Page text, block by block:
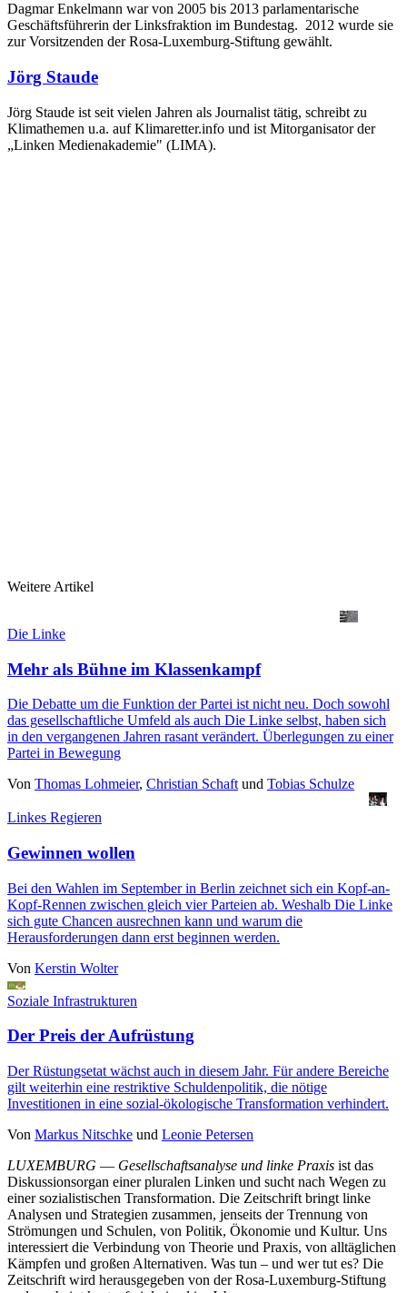
Dagmar Enkelmann war von 2005 bis 2013 parlamentarische
Geschäftsführerin der Linksfraktion im Bundestag. 2012 wurde sie
zur Vorsitzenden der Rosa-Luxemburg-Stiftung gewählt.
Jörg Staude
Jörg Staude ist seit vielen Jahren als Journalist tätig, schreibt zu
Klimathemen u.a. auf Klimaretter.info und ist Mitorganisator der
„Linken Medienakademie" (LIMA).
Weitere Artikel
Die Linke
Mehr als Bühne im Klassenkampf
Die Debatte um die Funktion der Partei ist nicht neu. Doch sowohl
das gesellschaftliche Umfeld als auch Die Linke selbst, haben sich
in den vergangenen Jahren rasant verändert. Überlegungen zu einer
Partei in Bewegung
Von Thomas Lohmeier, Christian Schaft und Tobias Schulze
Linkes Regieren
Gewinnen wollen
Bei den Wahlen im September in Berlin zeichnet sich ein Kopf-an-
Kopf-Rennen zwischen gleich vier Parteien ab. Weshalb Die Linke
sich gute Chancen ausrechnen kann und warum die
Herausforderungen dann erst beginnen werden.
Von Kerstin Wolter
Soziale Infrastrukturen
Der Preis der Aufrüstung
Der Rüstungsetat wächst auch in diesem Jahr. Für andere Bereiche
gilt weiterhin eine restriktive Schuldenpolitik, die nötige
Investitionen in eine sozial-ökologische Transformation verhindert.
Von Markus Nitschke und Leonie Petersen
LUXEMBURG — Gesellschaftsanalyse und linke Praxis ist das
Diskussionsorgan einer pluralen Linken und sucht nach Wegen zu
einer sozialistischen Transformation. Die Zeitschrift bringt linke
Analysen und Strategien zusammen, jenseits der Trennung von
Strömungen und Schulen, von Politik, Ökonomie und Kultur. Uns
interessiert die Verbindung von Theorie und Praxis, von alltäglichen
Kämpfen und großen Alternativen. Was tun – und wer tut es? Die
Zeitschrift wird herausgegeben von der Rosa-Luxemburg-Stiftung